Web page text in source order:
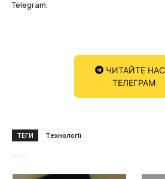
Telegram.
ЧИТАЙТЕ
ТЕЛЕГРАМ
ТЕГИ Технології